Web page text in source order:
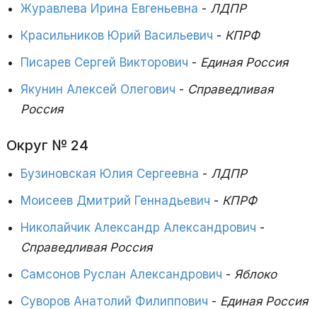
Журавлева Ирина Евгеньевна - ЛДПР
Красильников Юрий Васильевич - КПРФ
Писарев Сергей Викторович - Единая Россия
Якунин Алексей Олегович - Справедливая
Россия
Округ № 24
Бузиновская Юлия Сергеевна - ЛДПР
Моисеев Дмитрий Геннадьевич - КПРФ
Николайчик Александр Александрович -
Справедливая Россия
Самсонов Руслан Александрович - Яблоко
Суворов Анатолий Филиппович - Единая Россия